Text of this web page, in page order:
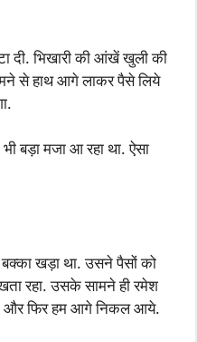
दी. भिखारी की आंखें खुली की
से हाथ आगे लाकर पैसे लिये
बड़ा मजा आ रहा था. ऐसा
बक्का खड़ा था. उसने पैसों को
रहा. उसके सामने ही रमेश
और फिर हम आगे निकल आये.